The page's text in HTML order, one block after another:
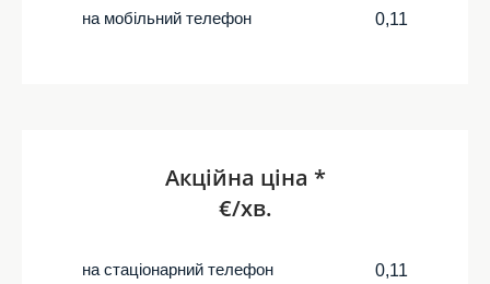
на мобільний телефон 0,11
Акційна ціна *
€/хв.
на стаціонарний телефон 0,11